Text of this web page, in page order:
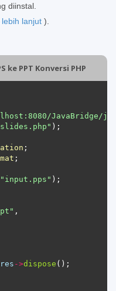
diinstal.
lebih lanjut ).
PPT Konversi PHP
JavaBridge/
"input.pps"
->dispose